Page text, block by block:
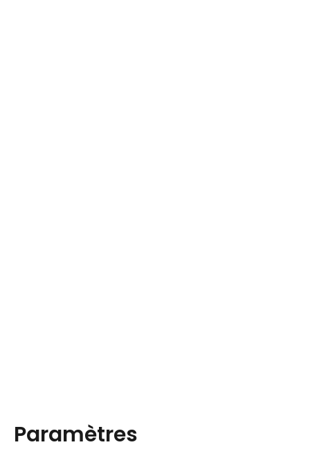
Paramètres